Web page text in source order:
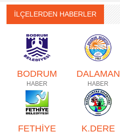
İLÇELERDEN HABERLER
BODRUM
HABER
DALAMAN
HABER
FETHİYE K.DERE